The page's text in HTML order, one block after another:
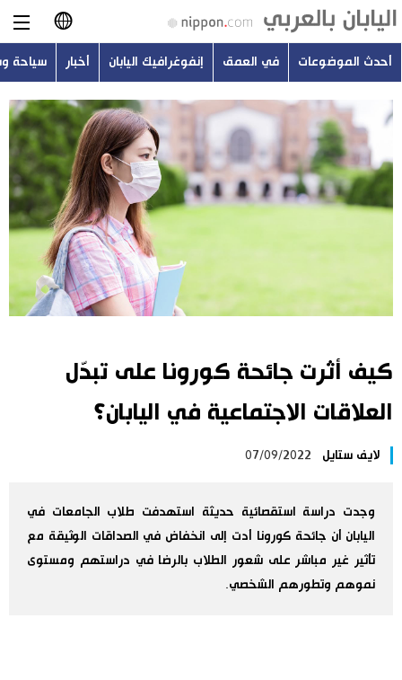
日本語
English
简体字
繁體字
Français
Español
أحدث الموضوعات
سياحة وسفر
علوم وتكنولوجيا
الأقسام
أحدث الموضوعات في العمق إنفوغرافيك اليابان أخبار سياحة
كيف أثرت جائحة كورونا على تبدّل
العلاقات الاجتماعية في اليابان؟
لايف ستايل 07/09/2022
وجدت دراسة استقصائية حديثة استهدفت طلاب الجامعات في
اليابان أن جائحة كورونا أدت إلى انخفاض في الصداقات الوثيقة مع
تأثير غير مباشر على شعور الطلاب بالرضا في دراستهم ومستوى
نموهم وتطورهم الشخصي.